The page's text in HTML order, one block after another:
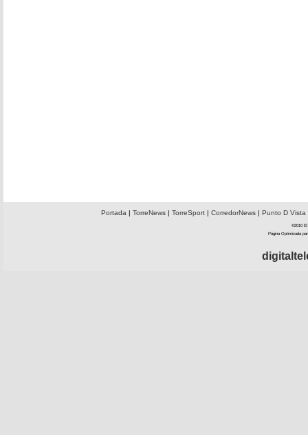
Portada | TorreNews| TorreSport| CorredorNews| Punto D Vista
©2010 El
Página Optimizada